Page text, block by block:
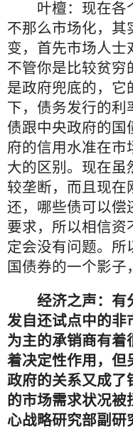
叶檀：现在各
不那么市场化，其
变，首先市场人士
不管你是比较贫穷
是政府兜底的，它
下，债务发行的利
债跟中央政府的国
府的信用水准在市
大的区别。现在虽
较垄断，而且现在
还，哪些债可以偿
要求，所以相信资
定会没有问题。所
国债券的一个影
经济之声：有
发自还试点中的非
为主的承销商有着
着决定性作用，但
政府的关系又成了
的市场需求状况
心战略研究部副研